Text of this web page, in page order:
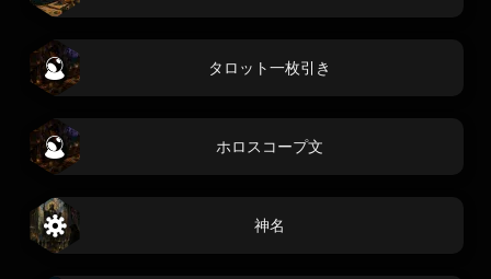
タロット一枚引き
ホロスコープ文
神名